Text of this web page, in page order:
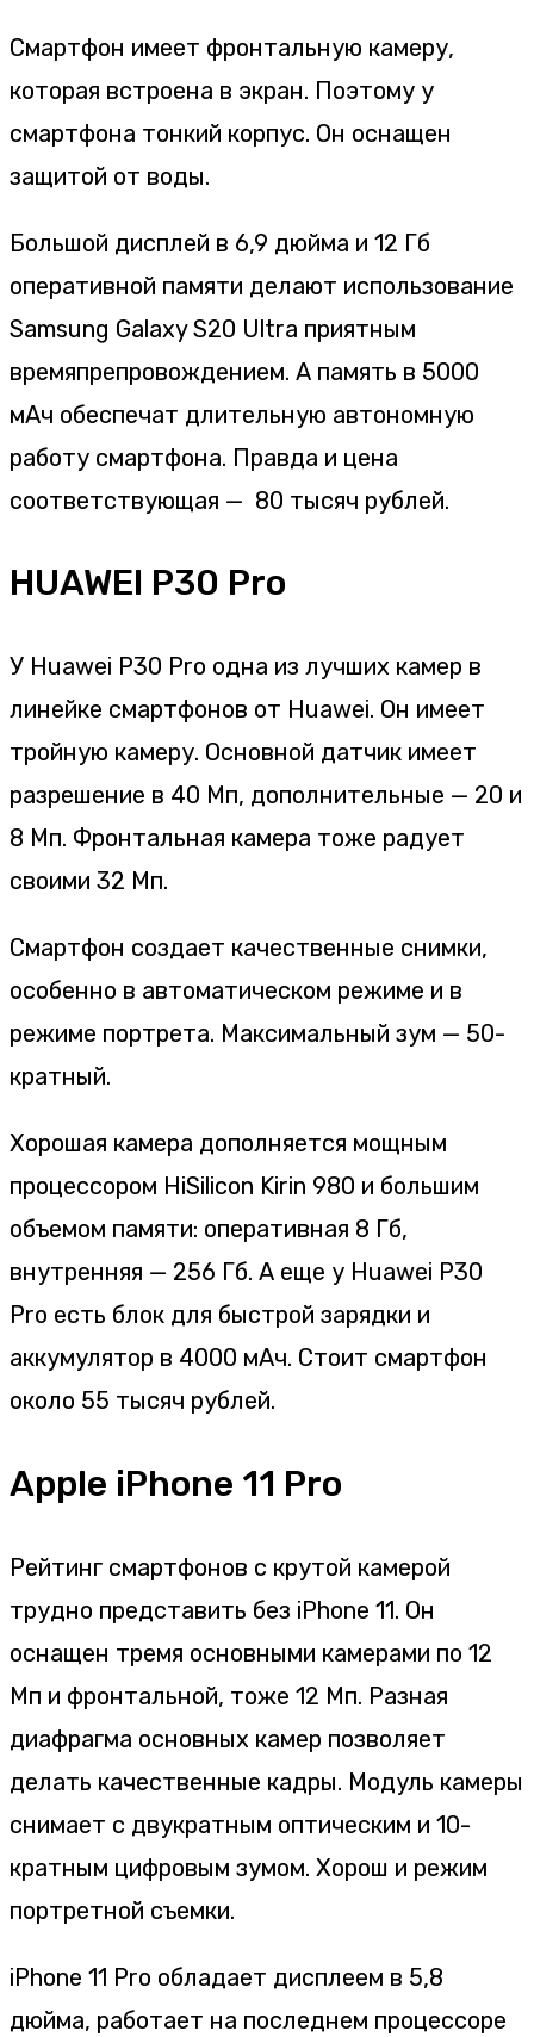
Смартфон имеет фронтальную камеру,
которая встроена в экран. Поэтому у
смартфона тонкий корпус. Он оснащен
защитой от воды.
Большой дисплей в 6,9 дюйма и 12 Гб
оперативной памяти делают использование
Samsung Galaxy S20 Ultra приятным
времяпрепровождением. А память в 5000
мАч обеспечат длительную автономную
работу смартфона. Правда и цена
соответствующая — 80 тысяч рублей.
HUAWEI P30 Pro
У Huawei P30 Pro одна из лучших камер в
линейке смартфонов от Huawei. Он имеет
тройную камеру. Основной датчик имеет
разрешение в 40 Мп, дополнительные — 20 и
8 Мп. Фронтальная камера тоже радует
своими 32 Мп.
Смартфон создает качественные снимки,
особенно в автоматическом режиме и в
режиме портрета. Максимальный зум — 50-
кратный.
Хорошая камера дополняется мощным
процессором HiSilicon Kirin 980 и большим
объемом памяти: оперативная 8 Гб,
внутренняя — 256 Гб. А еще у Huawei P30
Pro есть блок для быстрой зарядки и
аккумулятор в 4000 мАч. Стоит смартфон
около 55 тысяч рублей.
Apple iPhone 11 Pro
Рейтинг смартфонов с крутой камерой
трудно представить без iPhone 11. Он
оснащен тремя основными камерами по 12
Мп и фронтальной, тоже 12 Мп. Разная
диафрагма основных камер позволяет
делать качественные кадры. Модуль камеры
снимает с двукратным оптическим и 10-
кратным цифровым зумом. Хорош и режим
портретной съемки.
iPhone 11 Pro обладает дисплеем в 5,8
дюйма, работает на последнем процессоре